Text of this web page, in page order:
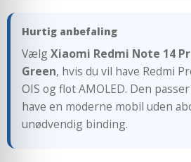
Hurtig anbefaling
VælgXiaomi Redmi Note 14
Green, hvis du vil have Redmi
OIS og flot AMOLED. Den
have en moderne mobil uden
unødvendig binding.